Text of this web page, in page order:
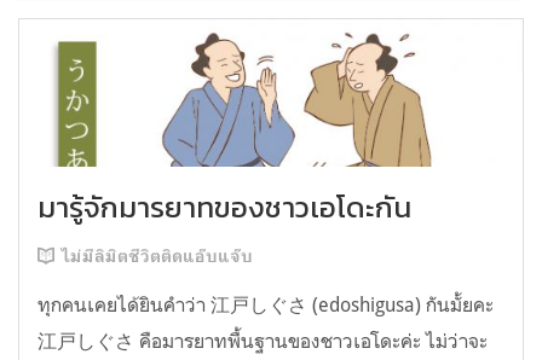
มารู้จักมารยาทของชาวเอโดะกัน
ไม่มีลิมิตชีวิตติดแอ๊บแจ๊บ
ทุกคนเคยได้ยินคำว่า 江戸しぐさ (edoshigusa) กันมั้ยคะ
江戸しぐさ คือมารยาทพื้นฐานของชาวเอโดะค่ะ ไม่ว่าจะ